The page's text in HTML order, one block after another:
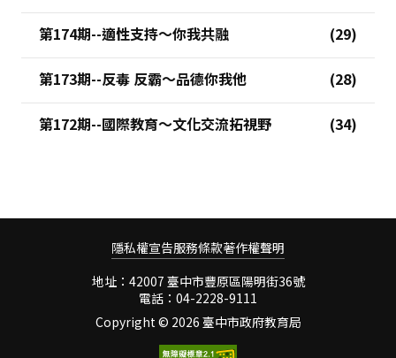
第174期--適性支持～你我共融
第173期--反毒 反霸～品德你我他
第172期--國際教育～文化交流拓視野
隱私權宣告服務條款著作權聲明
地址：42007 臺中市豐原區陽明街36號
電話：04-2228-9111
Copyright © 2026 臺中市政府教育局